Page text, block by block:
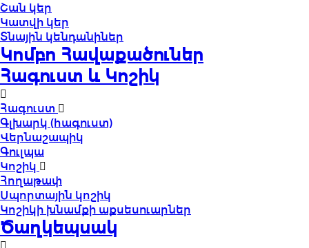
Շան կեր
Կատվի կեր
Տնային կենդանիներ
Կոմբո Հավաքածուներ
Հագուստ և Կոշիկ
Հագուստ
Գլխարկ (հագուստ)
Վերնաշապիկ
Գուլպա
Կոշիկ
Հողաթափ
Սպորտային կոշիկ
Կոշիկի խնամքի աքսեսուարներ
Ծաղկեպսակ